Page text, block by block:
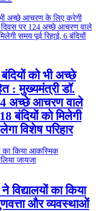
को भी अच्छे
: मुख्यमंत्री डॉ.
अच्छे आचरण वाले
बंदियों को मिलेगी
विशेष परिहार
का किया
और व्यवस्थाओं